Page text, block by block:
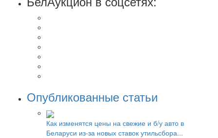
Опубликованные статьи
Как изменятся цены на свежие и б/у авто в
Беларуси из-за новых ставок утильсбора...